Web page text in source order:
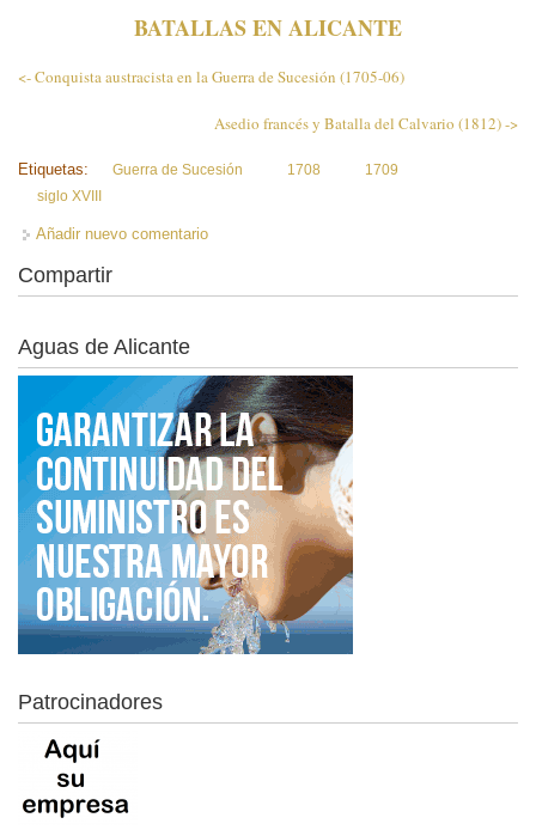
BATALLAS EN ALICANTE
<-Conquista austracista en la Guerra de Sucesión (1705-06)
Asedio francés y Batalla del Calvario (1812) ->
Etiquetas: Guerra de Sucesión 1708
1709
siglo XVIII
Añadir nuevo comentario
Compartir
Aguas de Alicante
Patrocinadores